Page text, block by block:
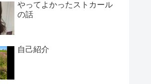
やってよかったストカール
の話
自己紹介